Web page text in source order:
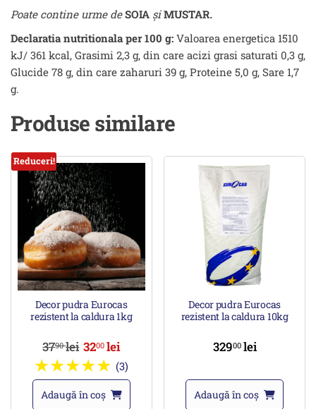
Poate contine urme deSOIA șiMUSTAR.
Declaratia nutritionala per 100 g: Valoarea energetica 1510
kJ/ 361 kcal, Grasimi 2,3 g, din care acizi grasi saturati 0,3 g,
Glucide 78 g, din care zaharuri 39 g, Proteine 5,0 g, Sare 1,7
g.
Produse similare
Reduceri!
Decor pudra Eurocas
rezistent la caldura 1kg
3790lei 3200lei
(3)
Adaugă în coș
Decor pudra Eurocas
rezistent la caldura 10kg
32900 lei
Adaugă în coș